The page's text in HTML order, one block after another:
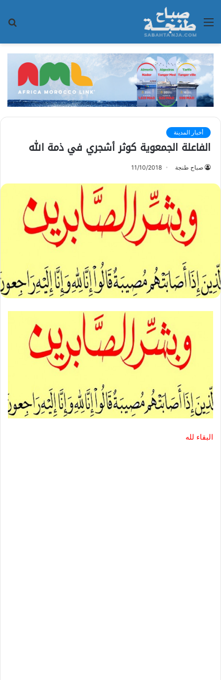
القائمة
أخبار المدينة
الفاعلة الجمعوية كوثر أشجري في ذمة الله
صباح طنجة 11/10/2018
البقاء لله